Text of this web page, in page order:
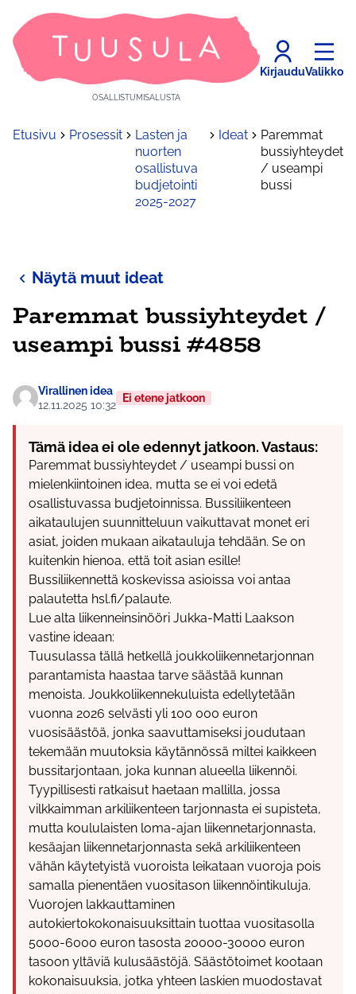
OSALLISTUMISALUSTA
KirjauduValikko
Etusivu Prosessit
Lasten ja
nuorten
osallistuva
budjetointi
2025-2027
Ideat
Paremmat
bussiyhteydet
/ useampi
bussi
Näytä muut ideat
Paremmat bussiyhteydet /
useampi bussi #4858
Virallinen idea
12.11.2025 10:32
Ei etene jatkoon
Tämä idea ei ole edennyt jatkoon. Vastaus:
Paremmat bussiyhteydet / useampi bussi on
mielenkiintoinen idea, mutta se ei voi edetä
osallistuvassa budjetoinnissa. Bussiliikenteen
aikataulujen suunnitteluun vaikuttavat monet eri
asiat, joiden mukaan aikatauluja tehdään. Se on
kuitenkin hienoa, että toit asian esille!
Bussiliikennettä koskevissa asioissa voi antaa
palautetta hsl.fi/palaute.
Lue alta liikenneinsinööri Jukka-Matti Laakson
vastine ideaan:
Tuusulassa tällä hetkellä joukkoliikennetarjonnan
parantamista haastaa tarve säästää kunnan
menoista. Joukkoliikennekuluista edellytetään
vuonna 2026 selvästi yli 100 000 euron
vuosisäästöä, jonka saavuttamiseksi joudutaan
tekemään muutoksia käytännössä miltei kaikkeen
bussitarjontaan, joka kunnan alueella liikennöi.
Tyypillisesti ratkaisut haetaan mallilla, jossa
vilkkaimman arkiliikenteen tarjonnasta ei supisteta,
mutta koululaisten loma-ajan liikennetarjonnasta,
kesäajan liikennetarjonnasta sekä arkiliikenteen
vähän käytetyistä vuoroista leikataan vuoroja pois
samalla pienentäen vuositason liikennöintikuluja.
Vuorojen lakkauttaminen
autokiertokokonaisuuksittain tuottaa vuositasolla
5000-6000 euron tasosta 20000-30000 euron
tasoon yltäviä kulusäästöjä. Säästötoimet kootaan
kokonaisuuksia, jotka yhteen laskien muodostavat